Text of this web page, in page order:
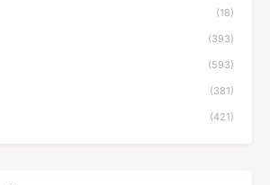
(18)
(393)
(593)
(381)
(421)